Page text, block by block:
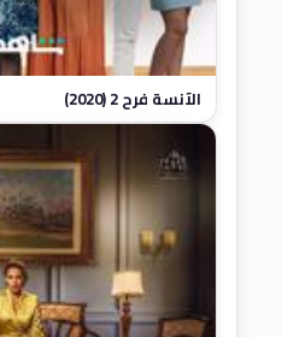
الآنسة فرح 2 (2020)